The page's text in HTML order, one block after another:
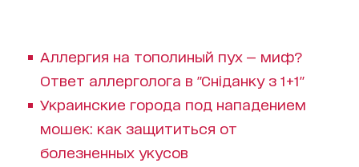
Аллергия на тополиный пух — миф?
Ответ аллерголога в "Сніданку з 1+1"
Украинские города под нападением
мошек: как защититься от
болезненных укусов